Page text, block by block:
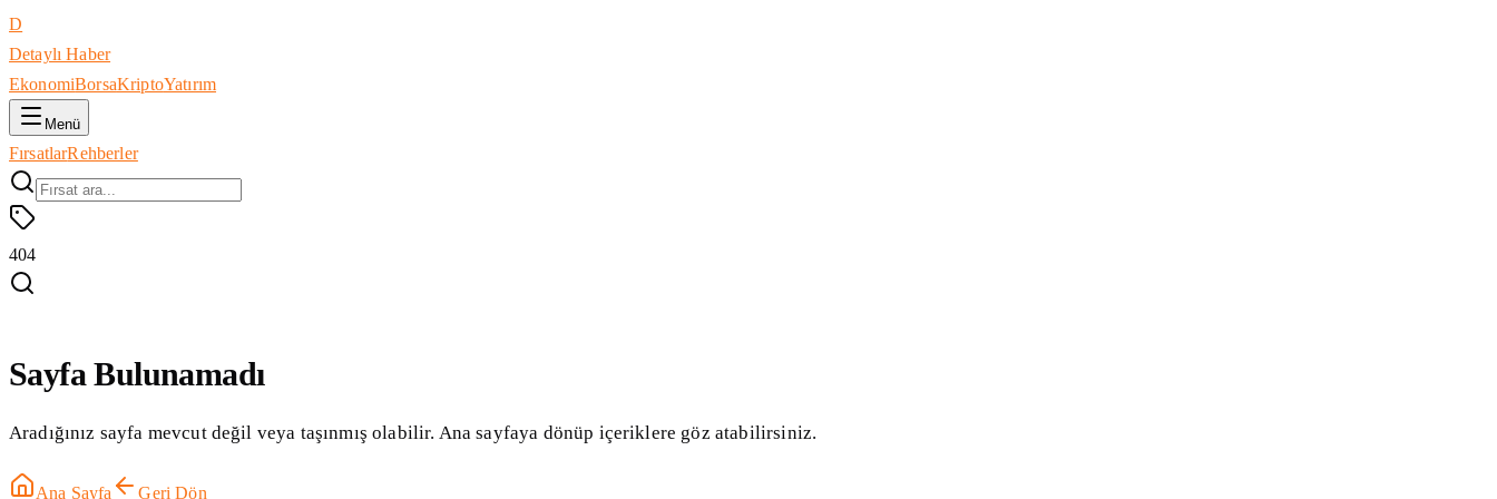
D
Detaylı Haber
EkonomiBorsaKriptoYatırım
Menü
FırsatlarRehberler
404
Sayfa Bulunamadı
Aradığınız sayfa mevcut değil veya taşınmış olabilir. Ana sayfaya dönüp içeriklere göz atabilirsiniz.
Ana Sayfa Geri Dön